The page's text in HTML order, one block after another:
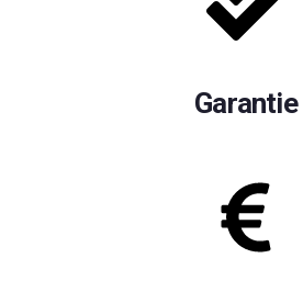
Garantie